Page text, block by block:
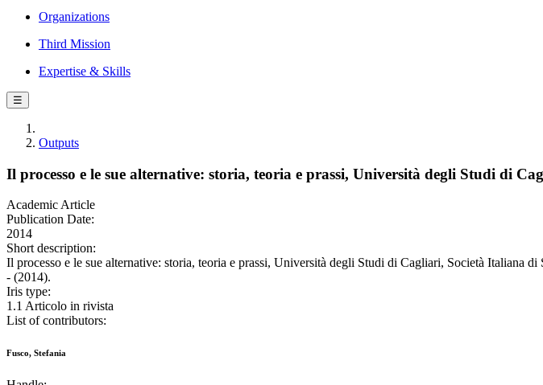
Organizations
Third Mission
Expertise & Skills
☰
Outputs
Il processo e le sue alternative: storia, teoria e prassi, Università degli Studi di
Academic Article
Publication Date:
2014
Short description:
Il processo e le sue alternative: storia, teoria e prassi, Università degli Studi di Cagliari, Società
- (2014).
Iris type:
1.1 Articolo in rivista
List of contributors:
Fusco, Stefania